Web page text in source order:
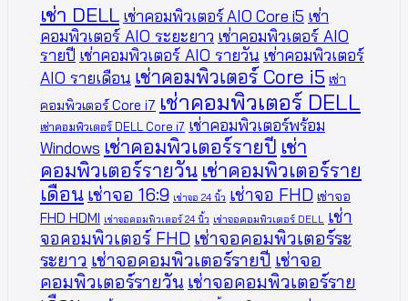
เช่า DELL เช่าคอมพิวเตอร์ AIO Core i5 เช่า
คอมพิวเตอร์ AIO ระยะยาว เช่าคอมพิวเตอร์ AIO
รายปี เช่าคอมพิวเตอร์ AIO รายวัน เช่าคอมพิวเตอร์
AIO รายเดือน เช่าคอมพิวเตอร์ Core i5 เช่า
คอมพิวเตอร์ Core i7 เช่าคอมพิวเตอร์ DELL
เช่าคอมพิวเตอร์ DELL Core i7 เช่าคอมพิวเตอร์พร้อม
Windows เช่าคอมพิวเตอร์รายปี เช่า
คอมพิวเตอร์รายวัน เช่าคอมพิวเตอร์ราย
เดือน เช่าจอ 16:9 เช่าจอ 24 นิ้ว เช่าจอ FHD เช่าจอ
FHD HDMI เช่าจอคอมพิวเตอร์ 24 นิ้ว เช่าจอคอมพิวเตอร์ DELL
เช่า
จอคอมพิวเตอร์ FHD เช่าจอคอมพิวเตอร์ระ
ระยาว เช่าจอคอมพิวเตอร์รายปี เช่าจอ
คอมพิวเตอร์รายวัน เช่าจอคอมพิวเตอร์ราย